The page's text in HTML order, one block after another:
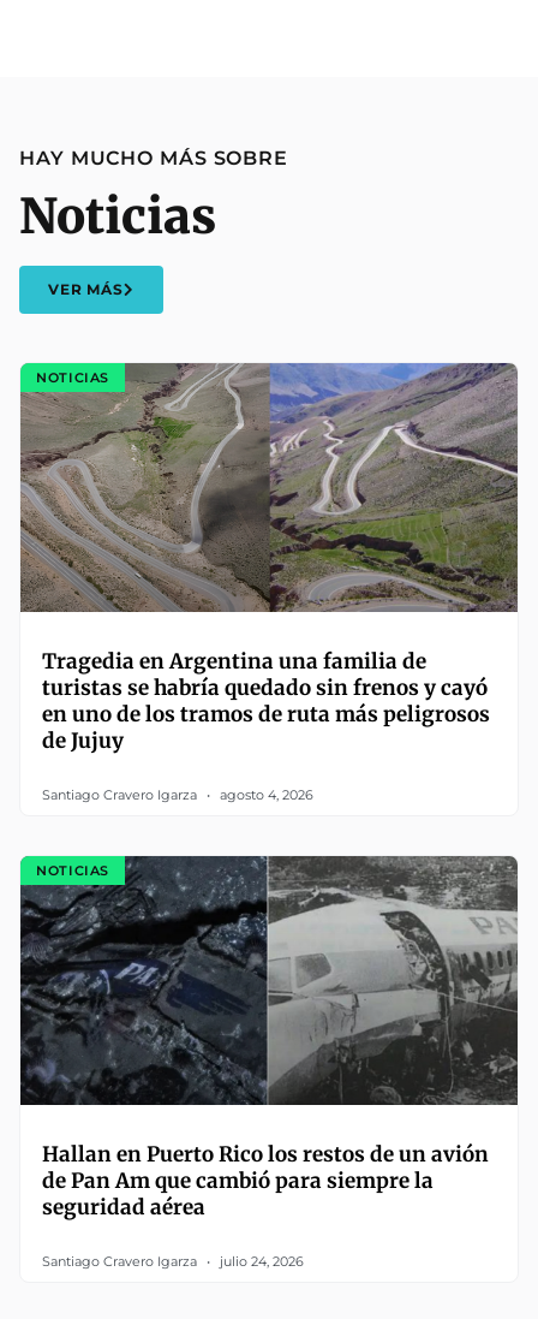
HAY MUCHO MÁS SOBRE
Noticias
VER MÁS
NOTICIAS
Tragedia en Argentina una familia de
turistas se habría quedado sin frenos y cayó
en uno de los tramos de ruta más peligrosos
de Jujuy
Santiago Cravero Igarza agosto 4, 2026
NOTICIAS
Hallan en Puerto Rico los restos de un avión
de Pan Am que cambió para siempre la
seguridad aérea
Santiago Cravero Igarza julio 24, 2026